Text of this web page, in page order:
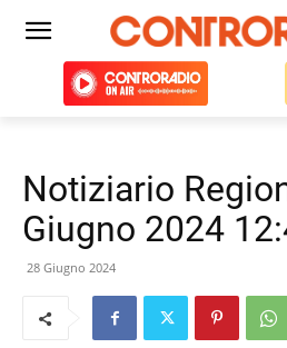
Notiziario
Giugno 2024
28 Giugno 2024